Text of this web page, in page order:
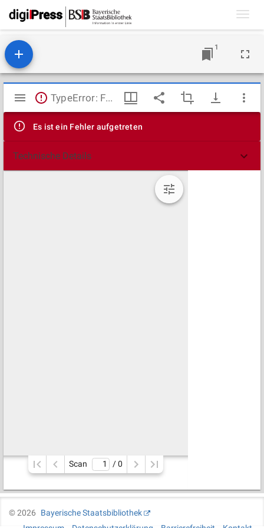
1
Mirador
Viewer
TypeError: Failed to fetch
Es ist ein Fehler aufgetreten
Technische Details
Scan / 0
©2026
Bayerische Staatsbibliothek